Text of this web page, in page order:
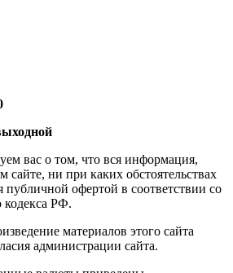
вас о том, что вся информация,
сайте, ни при каких обстоятельствах
публичной офертой в соответствии со
кодекса РФ.
материалов этого сайта
администрации сайта.